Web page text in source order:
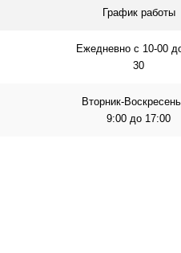
График работы
Ежедневно с 10-00
30
Вторник-
9:00 до 17:00